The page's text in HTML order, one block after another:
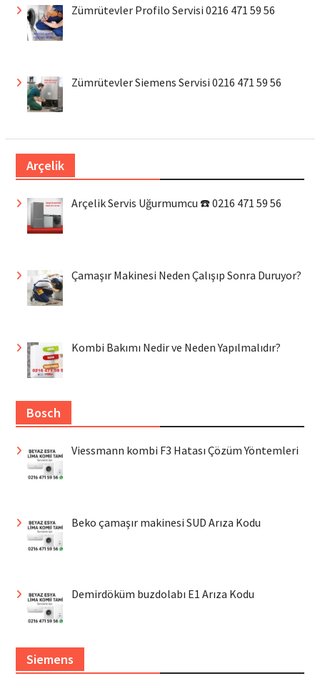
Zümrütevler Profilo Servisi 0216 471 59 56
Zümrütevler Siemens Servisi 0216 471 59 56
Arçelik
Arçelik Servis Uğurmumcu ☎️ 0216 471 59 56
Çamaşır Makinesi Neden Çalışıp Sonra Duruyor?
Kombi Bakımı Nedir ve Neden Yapılmalıdır?
Bosch
Viessmann kombi F3 Hatası Çözüm Yöntemleri
Beko çamaşır makinesi SUD Arıza Kodu
Demirdöküm buzdolabı E1 Arıza Kodu
Siemens